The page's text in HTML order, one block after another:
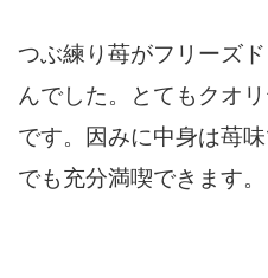
つぶ練り苺がフリーズ
んでした。とてもクオ
です。因みに中身は苺
でも充分満喫できます。